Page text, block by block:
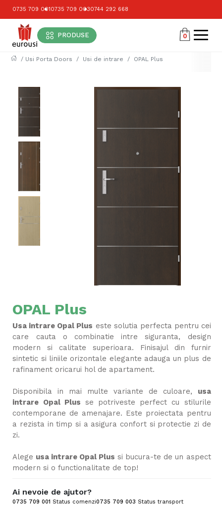
0735 709 0010735 709 0030744 292 668
PRODUSE 0
/ Usi Porta Doors Usi de intrare OPAL Plus
OPAL Plus
Usa intrare Opal Plus este solutia perfecta pentru cei
care cauta o combinatie intre siguranta, design
modern si calitate superioara. Finisajul din furnir
sintetic si liniile orizontale elegante adauga un plus de
rafinament oricarui hol de apartament.
Disponibila in mai multe variante de culoare, usa
intrare Opal Plus se potriveste perfect cu stilurile
contemporane de amenajare. Este proiectata pentru
a rezista in timp si a asigura confort si protectie zi de
zi.
Alege usa intrare Opal Plus si bucura-te de un aspect
modern si o functionalitate de top!
Ai nevoie de ajutor?
0735 709 001 Status comenzi0735 709 003 Status transport